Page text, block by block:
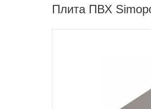
Плита ПВХ